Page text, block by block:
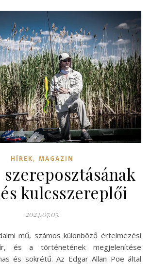
HÍREK, MAGAZIN
kulcsszereplői
2024.07.05.
és a történetének megjelenítése
és sokrétű. Az Edgar Allan Poe által